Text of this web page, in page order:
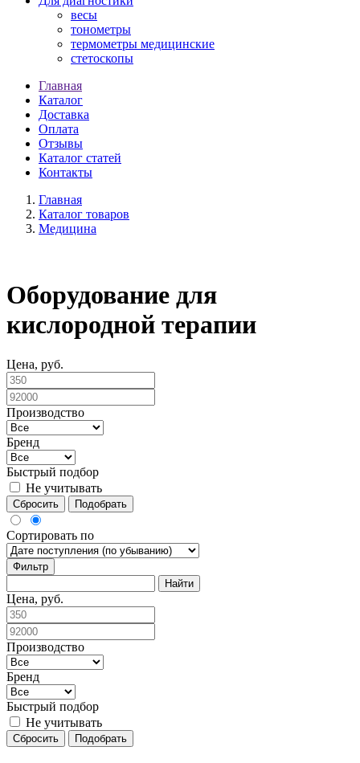
весы
тонометры
термометры медицинские
стетоскопы
Главная
Каталог
Доставка
Оплата
Отзывы
Каталог статей
Контакты
Главная
Каталог товаров
Медицина
Оборудование для
кислородной терапии
Цена, руб.
Производство
Бренд
Быстрый подбор
Не учитывать
Сбросить Подобрать
Сортировать по
Фильтр
Цена, руб.
Производство
Бренд
Быстрый подбор
Не учитывать
Сбросить Подобрать